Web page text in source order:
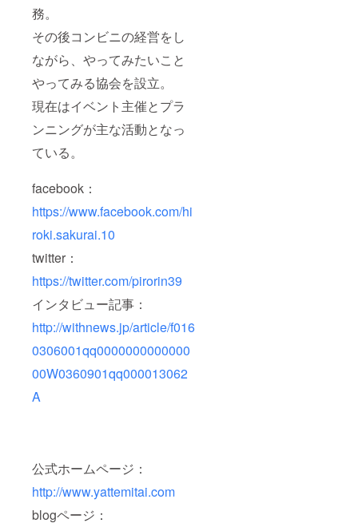
務。
その後コンビニの経営をし
ながら、やってみたいこと
やってみる協会を設立。
現在はイベント主催とプラ
ンニングが主な活動となっ
ている。
facebook：
https://www.facebook.com/hi
roki.sakurai.10
twitter：
https://twitter.com/pirorin39
インタビュー記事：
http://withnews.jp/article/f016
0306001qq0000000000000
00W0360901qq000013062
A
公式ホームページ：
http://www.yattemitai.com
blogページ：